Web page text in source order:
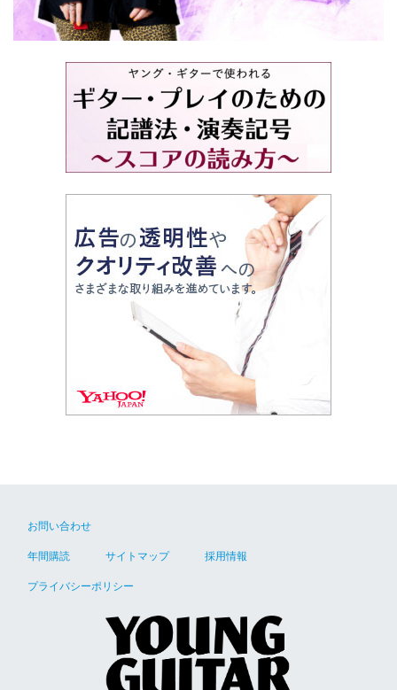
お問い合わせ
年間購読 サイトマップ 採用情報
プライバシーポリシー